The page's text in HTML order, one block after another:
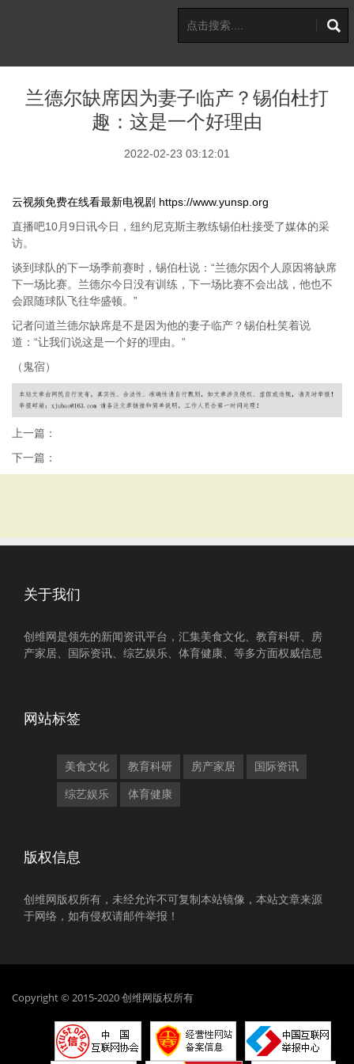
兰德尔缺席因为妻子临产？锡伯杜打
趣：这是一个好理由
2022-02-23 03:12:01
云视频免费在线看最新电视剧 https://www.yunsp.org
直播吧10月9日讯今日，纽约尼克斯主教练锡伯杜接受了媒体的采
访。
谈到球队的下一场季前赛时，锡伯杜说：“兰德尔因个人原因将缺席
下一场比赛。兰德尔今日没有训练，下一场比赛不会出战，他也不
会跟随球队飞往华盛顿。”
记者问道兰德尔缺席是不是因为他的妻子临产？锡伯杜笑着说
道：“让我们说这是一个好的理由。”
（鬼宿）
上一篇：
下一篇：
关于我们
创维网是领先的新闻资讯平台，汇集美食文化、教育科研、房
产家居、国际资讯、综艺娱乐、体育健康、等多方面权威信息
网站标签
美食文化 教育科研 房产家居 国际资讯
综艺娱乐 体育健康
版权信息
创维网版权所有，未经允许不可复制本站镜像，本站文章来源
于网络，如有侵权请邮件举报！
Copyright © 2015-2020 创维网版权所有